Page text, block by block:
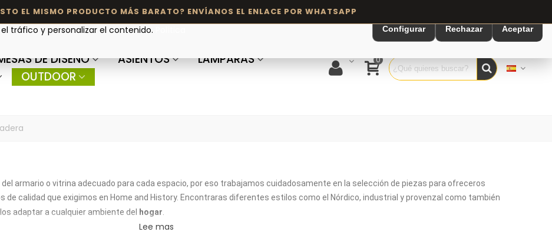
DE DISEÑO ASIENTOS
LÁMPARAS
OUTDOOR
0
armario o vitrina adecuado para cada espacio, por eso trabajamos cuidadosamente en la selección de piezas para ofreceros
de calidad que exigimos en Home and History. Encontraras diferentes estilos como el Nórdico, industrial y provenzal como también
adaptar a cualquier ambiente del hogar
Lee mas
tráfico y personalizar el contenido.
Configurar Rechazar Aceptar